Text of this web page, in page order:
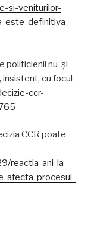
si-veniturilor-
este-definitiva-
politicienii nu-și
insistent, cu focul
ccr-
CCR poate
reactia-ani-la-
afecta-procesul-